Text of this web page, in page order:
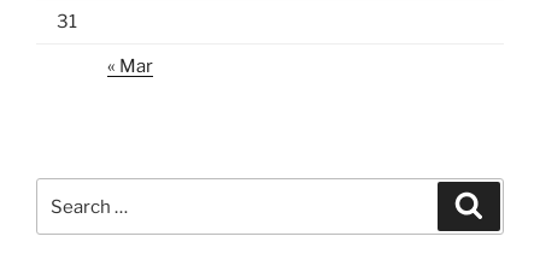
31
« Mar
for: